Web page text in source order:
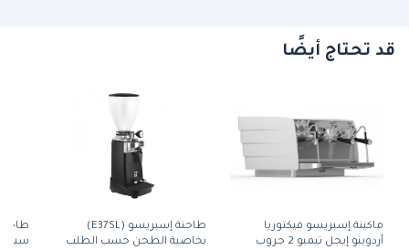
قد تحتاج أيضًا
ماكينة إسبريسو فيكتوريا
أردوينو إيجل تيمبو 2 جروب
طاحنة إسبريسو (E37SL)
بخاصية الطحن حسب الطلب